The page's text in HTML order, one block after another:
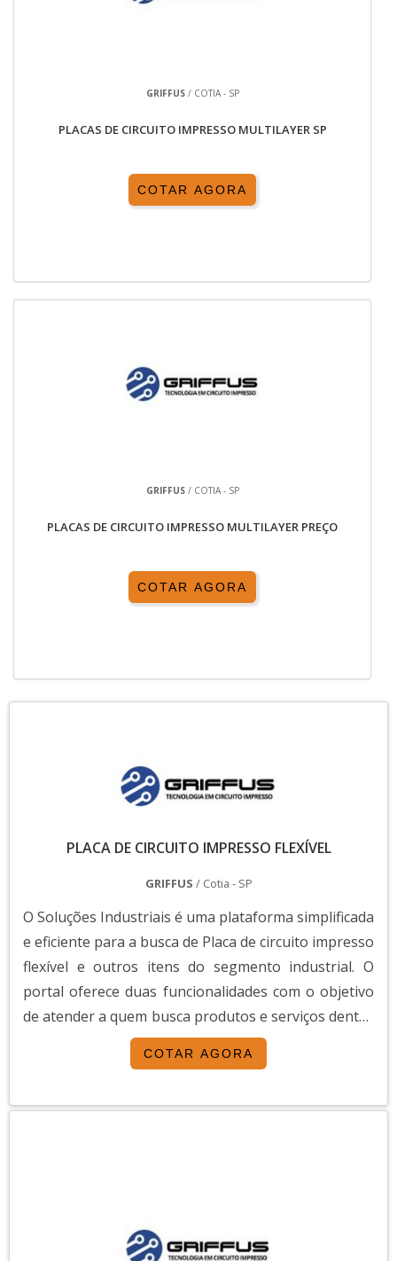
GRIFFUS/ COTIA - SP
PLACAS DE CIRCUITO IMPRESSO MULTILAYER SP
COTAR AGORA
GRIFFUS/ COTIA - SP
PLACAS DE CIRCUITO IMPRESSO MULTILAYER PREÇO
COTAR AGORA
PLACA DE CIRCUITO IMPRESSO FLEXÍVEL
GRIFFUS / Cotia - SP
O Soluções Industriais é uma plataforma simplificada
e eficiente para a busca de Placa de circuito impresso
flexível e outros itens do segmento industrial. O
portal oferece duas funcionalidades com o objetivo
de atender a quem busca produtos e serviços dentro
do segmento industrial ou empresas com interesse
na divulgação de seus produtos e serviços de forma
variedade de materiais como P...
COTAR AGORA